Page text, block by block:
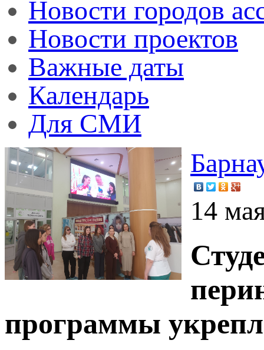
Новости городов
Новости проектов
Важные даты
Календарь
Для СМИ
14
программы